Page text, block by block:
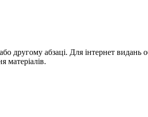
другому абзаці. Для інтернет видань
матеріалів.